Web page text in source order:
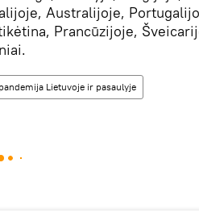
Australijoje,
Prancūzijoje,
Lietuvoje ir pasaulyje